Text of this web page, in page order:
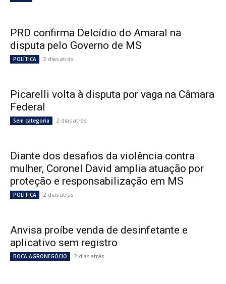
PRD confirma Delcídio do Amaral na
disputa pelo Governo de MS
POLÍTICA 2 dias atrás
Picarelli volta à disputa por vaga na Câmara
Federal
Sem categoria 2 dias atrás
Diante dos desafios da violência contra
mulher, Coronel David amplia atuação por
proteção e responsabilização em MS
POLÍTICA 2 dias atrás
Anvisa proíbe venda de desinfetante e
aplicativo sem registro
BOCA AGRONEGÓCIO 2 dias atrás